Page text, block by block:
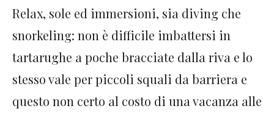
Relax, sole ed immersioni, sia diving che
snorkeling: non è difficile imbattersi in
tartarughe a poche bracciate dalla riva e lo
stesso vale per piccoli squali da barriera e
questo non certo al costo di una vacanza alle